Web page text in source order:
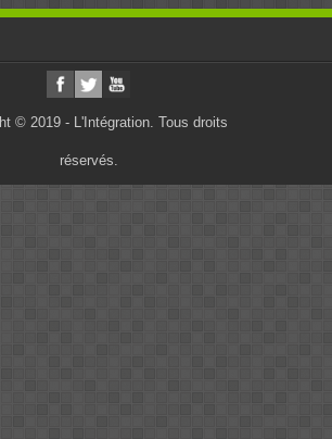
© 2019 - L'Intégration. Tous droits
réservés.